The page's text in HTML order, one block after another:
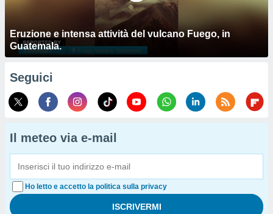
Eruzione e intensa attività del vulcano Fuego, in
Guatemala.
Seguici
Il meteo via e-mail
Ho letto e accetto la politica sulla privacy